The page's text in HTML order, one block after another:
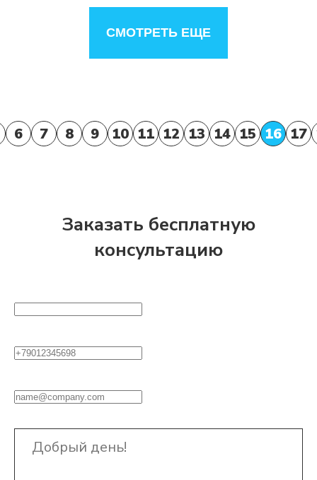
СМОТРЕТЬ ЕЩЕ
6 7 8 9 10 11 12 13 14 15 16 17
Заказать бесплатную
консультацию